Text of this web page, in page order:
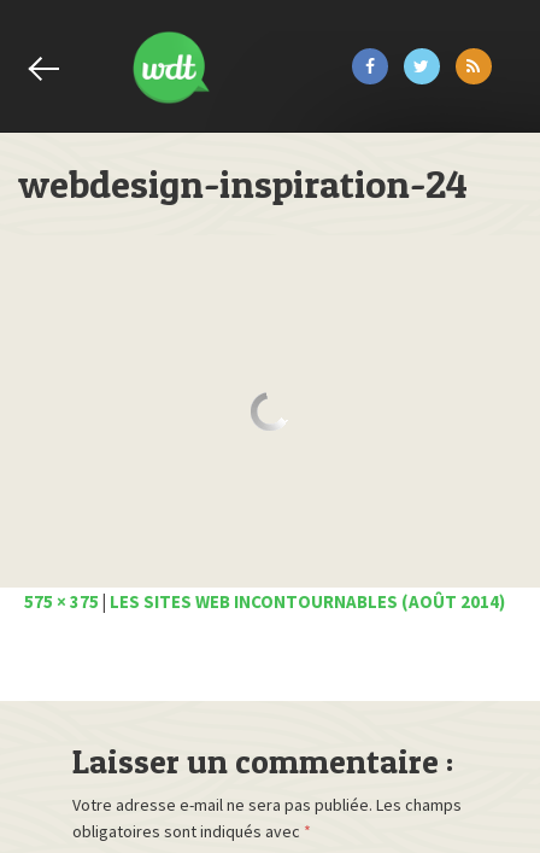
webdesign-inspiration-24
575 × 375 LES SITES WEB INCONTOURNABLES (AOÛT 2014)
Laisser un commentaire :
Votre adresse e-mail ne sera pas publiée. Les champs
obligatoires sont indiqués avec *